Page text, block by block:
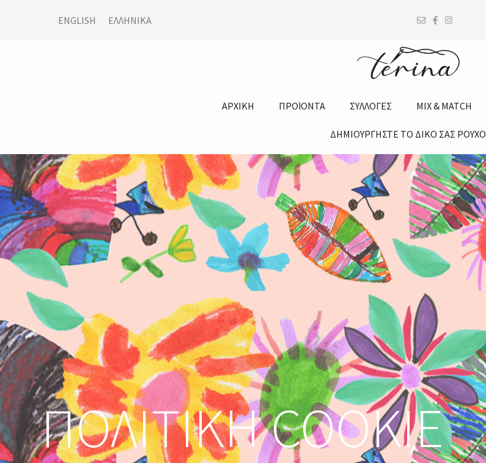
ENGLISH ΕΛΛΗΝΙΚΆ
ΑΡΧΙΚΗ ΠΡΟΪΟΝΤΑ ΣΥΛΛΟΓΕΣ MIX & MATCH
ΔΗΜΙΟΥΡΓΗΣΤΕ ΤΟ ΔΙΚΟ ΣΑΣ ΡΟΥΧΟ
ΠΟΛΙΤΙΚΉ COOKIE